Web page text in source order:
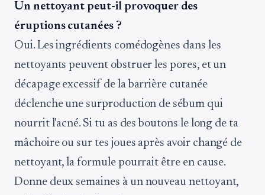
Un nettoyant peut-il provoquer des
éruptions cutanées ?
Oui. Les ingrédients comédogènes dans les
nettoyants peuvent obstruer les pores, et un
décapage excessif de la barrière cutanée
déclenche une surproduction de sébum qui
nourrit l'acné. Si tu as des boutons le long de ta
mâchoire ou sur tes joues après avoir changé de
nettoyant, la formule pourrait être en cause.
Donne deux semaines à un nouveau nettoyant,